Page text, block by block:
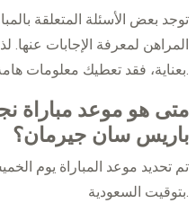
توجد بعض الأسئلة المتعلقة
المراهن لمعرفة الإجابات عنها.
بعناية، فقد تعطيك معلومات هامة أنت بحاجة إليها.
متى هو موعد مباراة
باريس سان جيرمان؟
بتوقيت السعودية.